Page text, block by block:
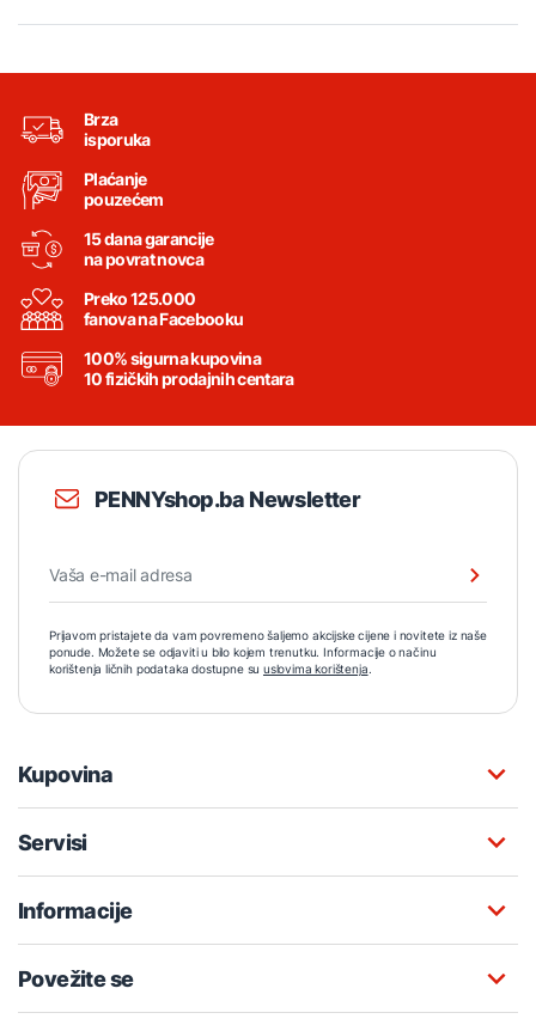
Brza
isporuka
Plaćanje
pouzećem
15 dana garancije
na povrat novca
Preko 125.000
fanova na Facebooku
100% sigurna kupovina
10 fizičkih prodajnih centara
PENNYshop.ba Newsletter
Prijavom pristajete da vam povremeno šaljemo akcijske cijene i novitete iz naše
ponude. Možete se odjaviti u bilo kojem trenutku. Informacije o načinu
korištenja ličnih podataka dostupne su uslovima korištenja.
Kupovina
Servisi
Informacije
Povežite se